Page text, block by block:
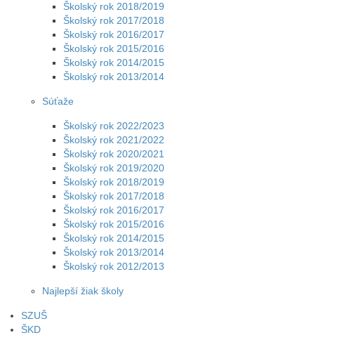
Školský rok 2018/2019
Školský rok 2017/2018
Školský rok 2016/2017
Školský rok 2015/2016
Školský rok 2014/2015
Školský rok 2013/2014
Súťaže
Školský rok 2022/2023
Školský rok 2021/2022
Školský rok 2020/2021
Školský rok 2019/2020
Školský rok 2018/2019
Školský rok 2017/2018
Školský rok 2016/2017
Školský rok 2015/2016
Školský rok 2014/2015
Školský rok 2013/2014
Školský rok 2012/2013
Najlepší žiak školy
SZUŠ
ŠKD